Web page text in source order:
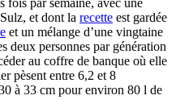
fois par semaine, avec une
et dont la recette est gardée
et un mélange d’une vingtaine
deux personnes par génération
au coffre de banque où elle
pèsent entre 6,2 et 8
à 33 cm pour environ 80 l de